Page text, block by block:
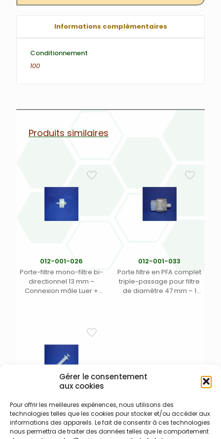
Gérer le consentement
aux cookies
Pour offrir les meilleures expériences, nous utilisons des
technologies telles que les cookies pour stocker et/ou accéder aux
informations des appareils. Le fait de consentir à ces technologies
nous permettra de traiter des données telles que le comportement
Informations complémentaires
Conditionnement
100
Produits similaires
012-001-026
Porte-filtre mono-filtre bi-
directionnel 13 mm –
Connexion mâle Luer +
en PFA 011-010-001 (1)
012-001-033
Porte filtre en PFA complet
triple-passage pour filtre
de diamètre 47 mm – 1
011-010-001
Seringue en PFA de 10 ml